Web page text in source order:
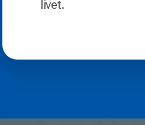
livet.